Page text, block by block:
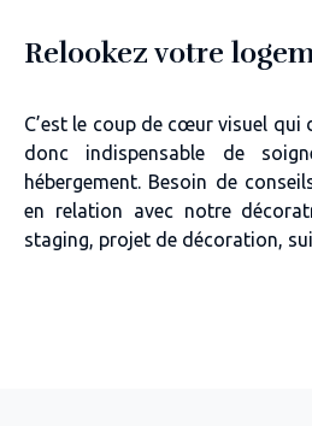
Relookez votre
C’est le coup de cœur visuel qui
donc indispensable de
hébergement. Besoin de
en relation avec notre
staging, projet de décoration,